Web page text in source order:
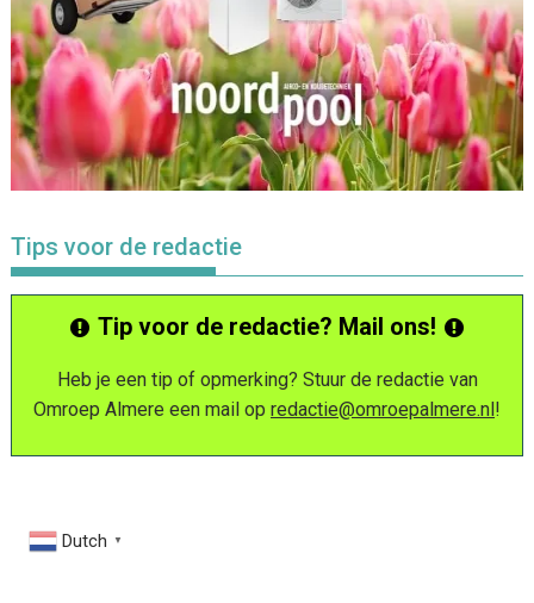
Tips voor de redactie
Tip voor de redactie? Mail ons!
Heb je een tip of opmerking? Stuur de redactie van
Omroep Almere een mail op redactie@omroepalmere.nl!
Dutch ▼